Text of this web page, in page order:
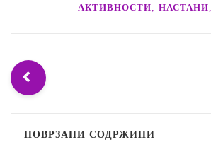
АКТИВНОСТИ ,НАСТАНИ
ПОВРЗАНИ СОДРЖИНИ